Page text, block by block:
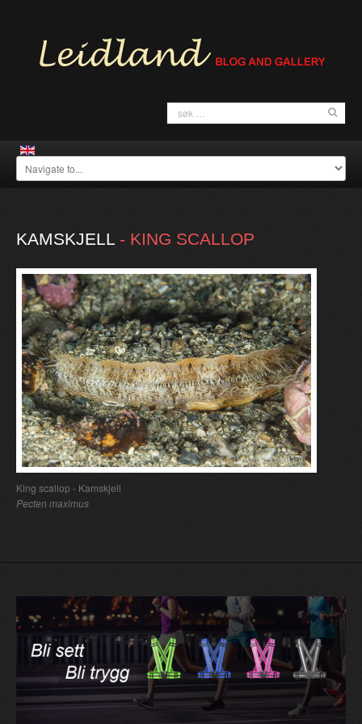
KAMSKJELL - KING SCALLOP
King scallop - Kamskjell
Pecten maximus